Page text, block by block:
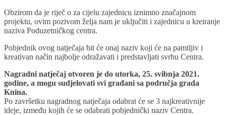
Obzirom da je riječ o za cijelu zajednicu iznimno značajnom
projektu, ovim pozivom želja nam je uključiti i zajednicu u kreiranje
naziva Poduzetničkog centra.
Pobjednik ovog natječaja bit će onaj naziv koji će na pamtljiv i
kreativan način najbolje odražavati i predstavljati svrhu Centra.
Nagradni natječaj otvoren je do utorka, 25. svibnja 2021.
godine, a mogu sudjelovati svi građani sa područja grada
Knina.
Po završetku nagradnog natječaja odabrat će se 3 najkreativnije
ideje, između kojih će se odabrati pobjednički naziv Centra.